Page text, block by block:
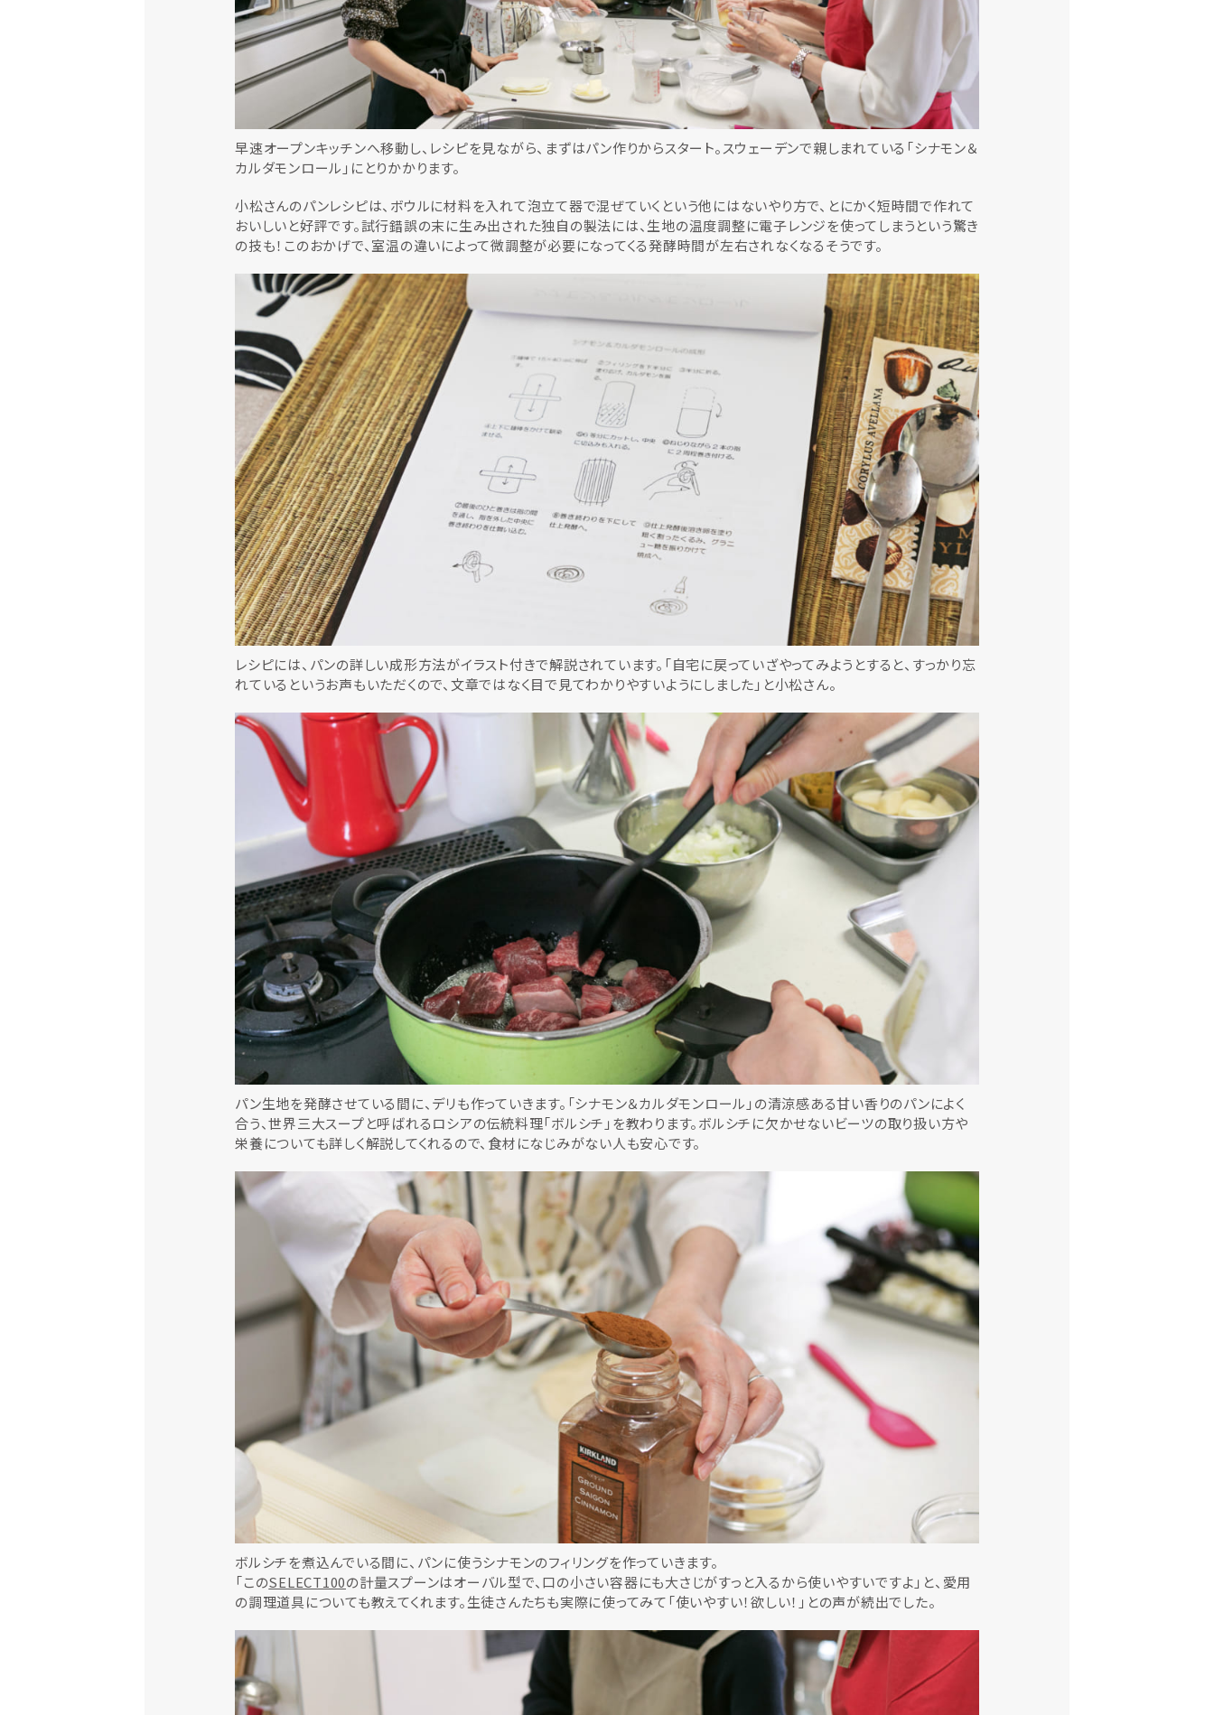
早速オープンキッチンへ移動し、レシピを見ながら、まずはパン作りからスタート。スウェーデンで親しまれている「シナモン＆
カルダモンロール」にとりかかります。
小松さんのパンレシピは、ボウルに材料を入れて泡立て器で混ぜていくという他にはないやり方で、とにかく短時間で作れて
おいしいと好評です。試行錯誤の末に生み出された独自の製法には、生地の温度調整に電子レンジを使ってしまうという驚き
の技も！このおかげで、室温の違いによって微調整が必要になってくる発酵時間が左右されなくなるそうです。
レシピには、パンの詳しい成形方法がイラスト付きで解説されています。「自宅に戻っていざやってみようとすると、すっかり忘
れているというお声もいただくので、文章ではなく目で見てわかりやすいようにしました」と小松さん。
パン生地を発酵させている間に、デリも作っていきます。「シナモン＆カルダモンロール」の清涼感ある甘い香りのパンによく
合う、世界三大スープと呼ばれるロシアの伝統料理「ボルシチ」を教わります。ボルシチに欠かせないビーツの取り扱い方や
栄養についても詳しく解説してくれるので、食材になじみがない人も安心です。
ボルシチを煮込んでいる間に、パンに使うシナモンのフィリングを作っていきます。
「このSELECT100の計量スプーンはオーバル型で、口の小さい容器にも大さじがすっと入るから使いやすいですよ」と、愛用
の調理道具についても教えてくれます。生徒さんたちも実際に使ってみて「使いやすい！欲しい！」との声が続出でした。